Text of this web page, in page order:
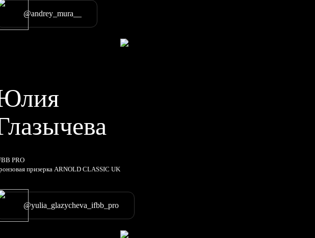
@andrey_mura__
PRO
призерка ARNOLD CLASSIC UK
@yulia_glazycheva_ifbb_pro